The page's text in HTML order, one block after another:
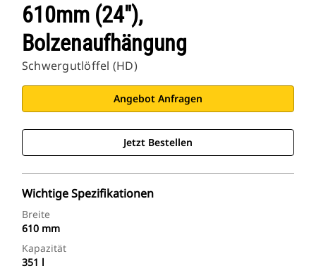
610mm (24″),
Bolzenaufhängung
Schwergutlöffel (HD)
Angebot Anfragen
Jetzt Bestellen
Wichtige Spezifikationen
Breite
610 mm
Kapazität
351 l